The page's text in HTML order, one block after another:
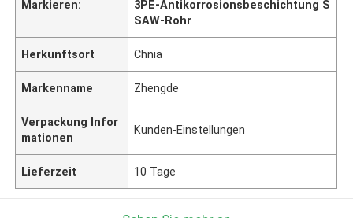
Markieren:
3PE-Antikorrosionsbeschichtung S
SAW-Rohr
Herkunftsort Chnia
Markenname Zhengde
Verpackung Infor
mationen
Kunden-Einstellungen
Lieferzeit 10 Tage